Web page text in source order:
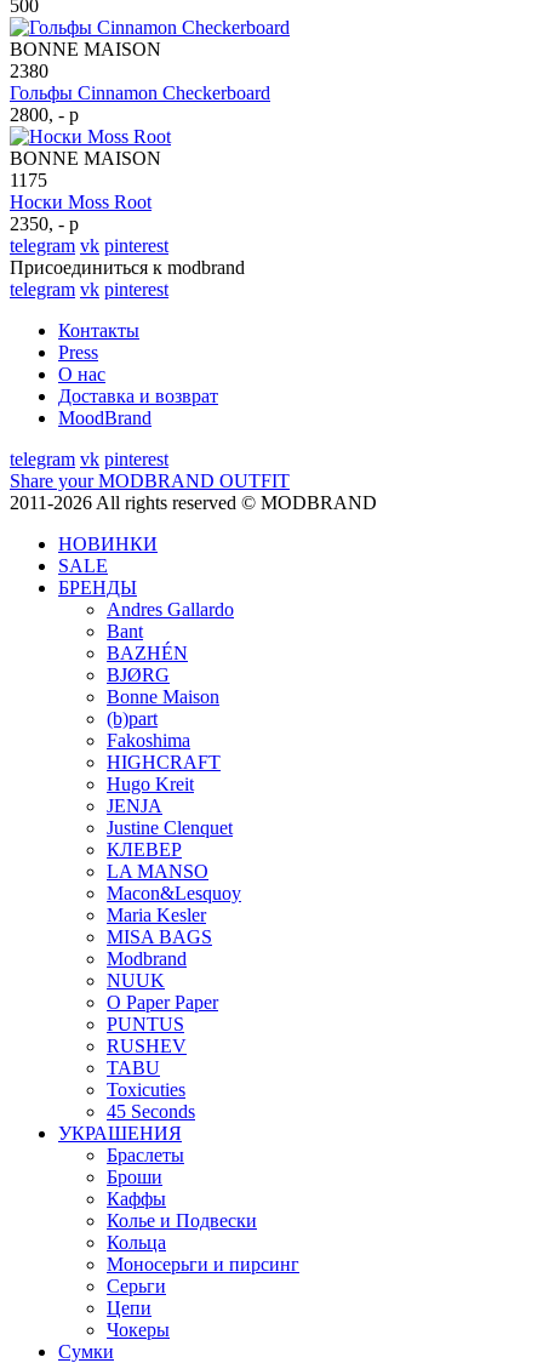
500
BONNE MAISON
2380
Гольфы Cinnamon Checkerboard
2800, - р
BONNE MAISON
1175
Носки Moss Root
2350, - р
telegram vk pinterest
Присоединиться к modbrand
telegram vk pinterest
Контакты
Press
О нас
Доставка и возврат
MoodBrand
telegram vk pinterest
Share your MODBRAND OUTFIT
2011-2026 All rights reserved © MODBRAND
НОВИНКИ
SALE
БРЕНДЫ
Andres Gallardo
Bant
BAZHÉN
BJØRG
Bonne Maison
(b)part
Fakoshima
HIGHCRAFT
Hugo Kreit
JENJA
Justine Clenquet
КЛЕВЕР
LA MANSO
Macon&Lesquoy
Maria Kesler
MISA BAGS
Modbrand
NUUK
O Paper Paper
PUNTUS
RUSHEV
TABU
Toxicuties
45 Seconds
УКРАШЕНИЯ
Браслеты
Броши
Каффы
Колье и Подвески
Кольца
Моносерьги и пирсинг
Серьги
Цепи
Чокеры
Сумки